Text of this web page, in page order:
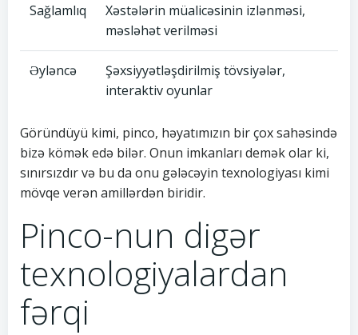
Sağlamlıq
Xəstələrin müalicəsinin izlənməsi,
məsləhət verilməsi
Əyləncə
Şəxsiyyətləşdirilmiş tövsiyələr,
interaktiv oyunlar
Göründüyü kimi, pinco, həyatımızın bir çox sahəsində
bizə kömək edə bilər. Onun imkanları demək olar ki,
sınırsızdır və bu da onu gələcəyin texnologiyası kimi
mövqe verən amillərdən biridir.
Pinco-nun digər
texnologiyalardan
fərqi